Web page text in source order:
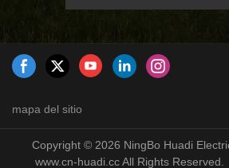
mapa del sitio
Copyright © 2026 NingBo Huadi
www.cn-huadi.cc All Rights Reserved.